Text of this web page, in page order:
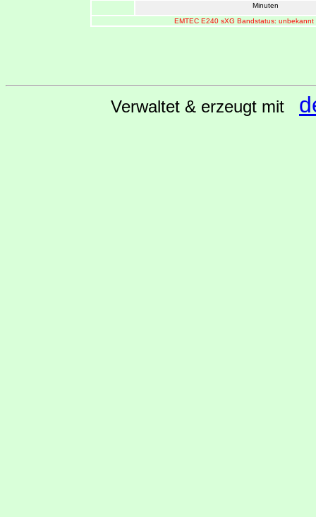
Minuten
EMTEC E240 sXG Bandstatus: unbekannt
Verwaltet & erzeugt mit